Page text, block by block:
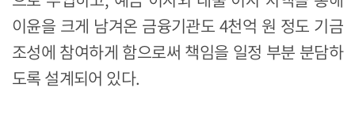
이윤을 크게 남겨온 금융기관도 4천억 원 정도 기금
조성에 참여하게 함으로써 책임을 일정 부분 분담하
도록 설계되어 있다.